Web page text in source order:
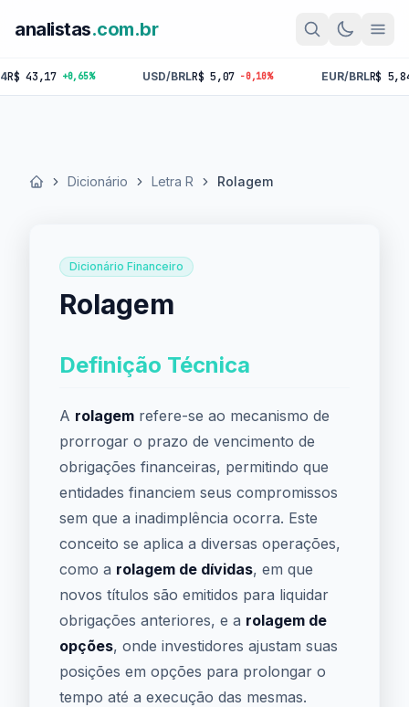
analistas.com.br
43,17 +0,65% USD/BRLR$ 5,07 -0,10% EUR/BRLR$ 5,84 -
Início Dicionário Letra R Rolagem
Dicionário Financeiro
Rolagem
Definição Técnica
A rolagem refere-se ao mecanismo de
prorrogar o prazo de vencimento de
obrigações financeiras, permitindo que
entidades financiem seus compromissos
sem que a inadimplência ocorra. Este
conceito se aplica a diversas operações,
como a rolagem de dívidas, em que
novos títulos são emitidos para liquidar
obrigações anteriores, e a rolagem de
opções, onde investidores ajustam suas
posições em opções para prolongar o
tempo até a execução das mesmas.